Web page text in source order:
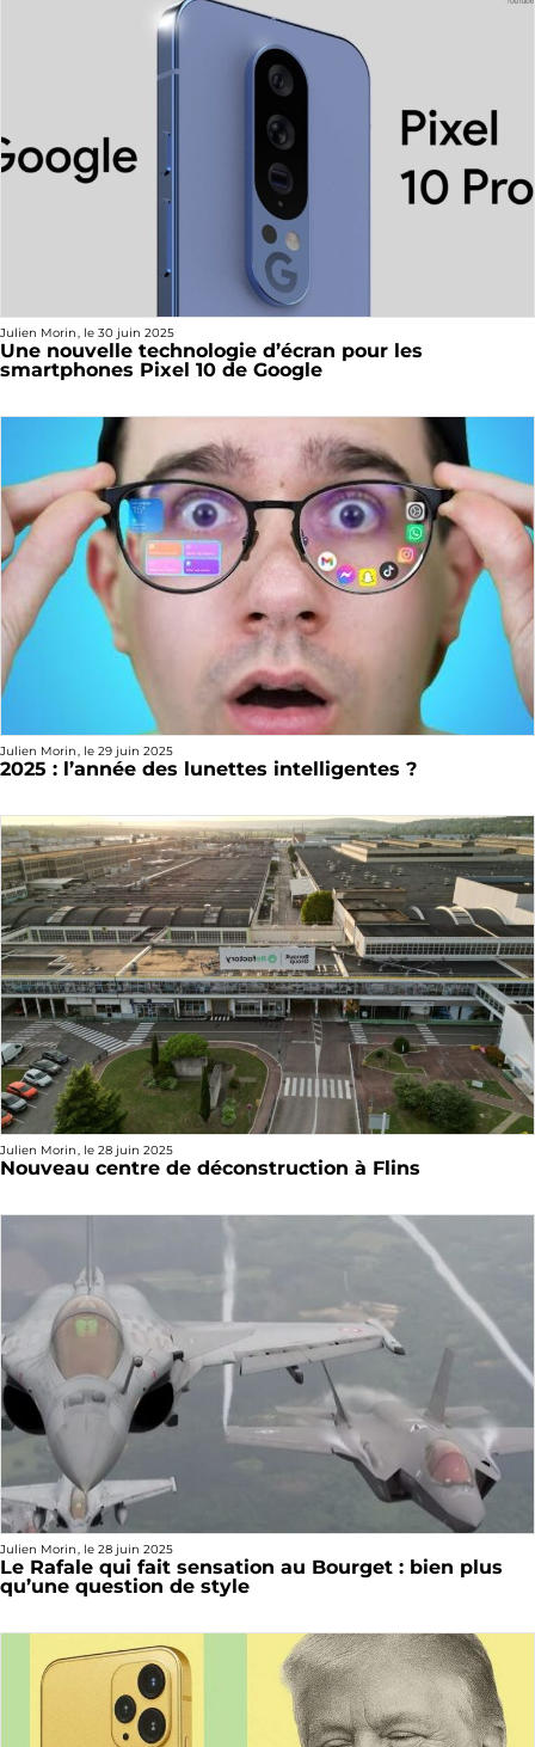
Julien Morin, le 30 juin 2025
Une nouvelle technologie d’écran pour les
smartphones Pixel 10 de Google
Julien Morin, le 29 juin 2025
2025 : l’année des lunettes intelligentes ?
Julien Morin, le 28 juin 2025
Nouveau centre de déconstruction à Flins
Julien Morin, le 28 juin 2025
Le Rafale qui fait sensation au Bourget : bien plus
qu’une question de style